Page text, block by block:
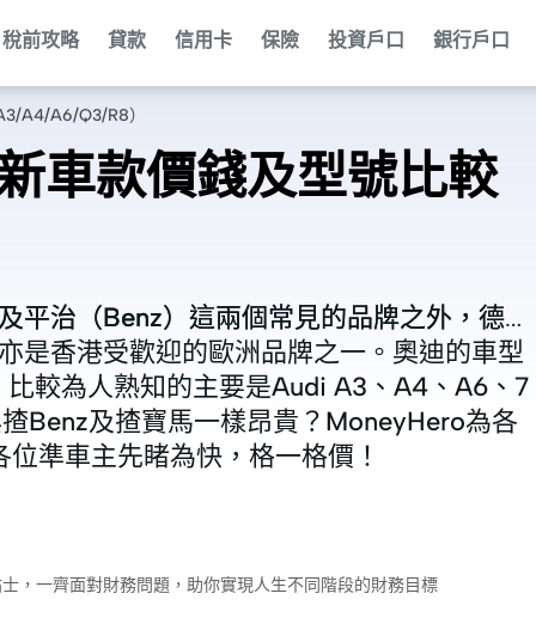
稅前攻略 貸款 信用卡 保險 投資戶口 銀行戶口
A4/A6/Q3/R8）
車款價錢及型號比較
平治（Benz）這兩個常見的品牌之外，德
是香港受歡迎的歐洲品牌之一。奧迪的車型
較為人熟知的主要是Audi A3、A4、A6、7
Benz及揸寶馬一樣昂貴？MoneyHero為各
準車主先睹為快，格一格價！
平治（Benz）這兩個常見的品牌之外，德
是香港受歡迎的歐洲品牌之一。奧迪的車型
較為人熟知的主要是Audi A3、A4、A6、7
Benz及揸寶馬一樣昂貴？MoneyHero為各
準車主先睹為快，格一格價！
，一齊面對財務問題，助你實現人生不同階段的財務目標